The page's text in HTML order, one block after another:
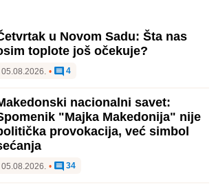
u Novom Sadu: Šta nas
toplote još očekuje?
05.08.2026. • 4
nacionalni savet:
"Majka Makedonija" nije
provokacija, već simbol
05.08.2026. • 34